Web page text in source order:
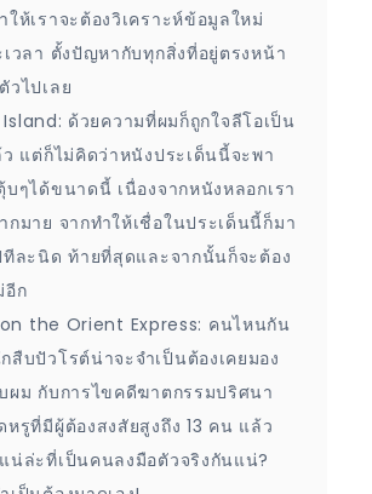
ให้เราจะต้องวิเคราะห์ข้อมูลใหม่
วลา ตั้งปัญหากับทุกสิ่งที่อยู่ตรงหน้า
ไปเลย
ด้วยความที่ผมก็ถูกใจลีโอเป็น
แต่ก็ไม่คิดว่าหนังประเด็นนี้จะพา
ๆได้ขนาดนี้ เนื่องจากหนังหลอกเรา
มาย จากทำให้เชื่อในประเด็นนี้ก็มา
ทีละนิด ท้ายที่สุดและจากนั้นก็จะต้อง
อีก
the Orient Express: คนไหนกัน
บปัวโรต์น่าจะจำเป็นต้องเคยมอง
ผม กับการไขคดีฆาตกรรมปริศนา
รูที่มีผู้ต้องสงสัยสูงถึง 13 คน แล้ว
น่ล่ะที่เป็นคนลงมือตัวจริงกันแน่?